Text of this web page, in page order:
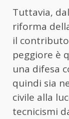
Tuttavia,
riforma
il
peggiore è
una difesa
quindi sia
civile alla
tecnicismi